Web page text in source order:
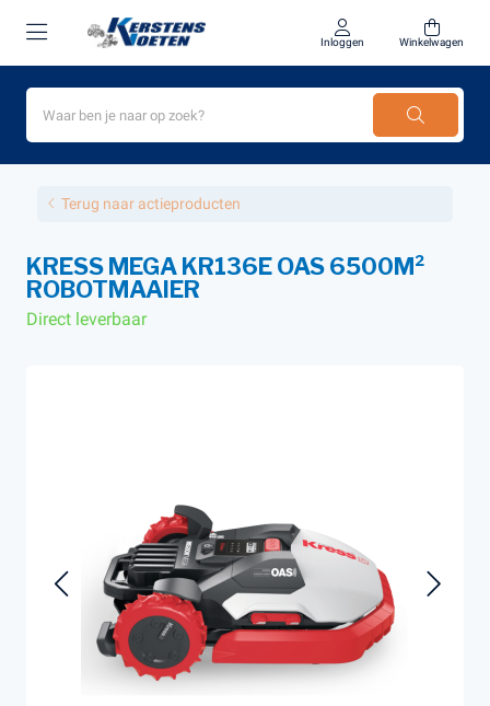
Inloggen Winkelwagen
Terug naar actieproducten
KRESS MEGA KR136E OAS 6500M²
ROBOTMAAIER
Direct leverbaar